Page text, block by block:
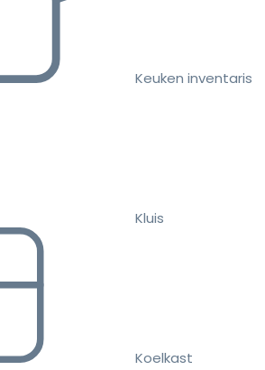
Keuken inventaris
Kluis
Koelkast